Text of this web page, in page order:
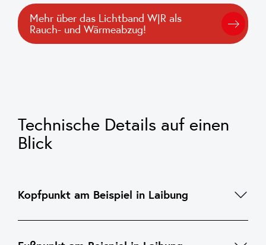
Mehr über das Lichtband W|R als
Rauch- und Wärmeabzug!
Technische Details auf einen
Blick
Kopfpunkt am Beispiel in Laibung